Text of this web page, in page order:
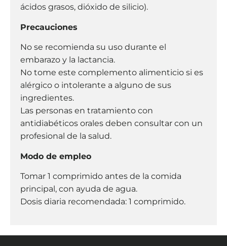
ácidos grasos, dióxido de silicio).
Precauciones
No se recomienda su uso durante el
embarazo y la lactancia.
No tome este complemento alimenticio si es
alérgico o intolerante a alguno de sus
ingredientes.
Las personas en tratamiento con
antidiabéticos orales deben consultar con un
profesional de la salud.
Modo de empleo
Tomar 1 comprimido antes de la comida
principal, con ayuda de agua.
Dosis diaria recomendada: 1 comprimido.